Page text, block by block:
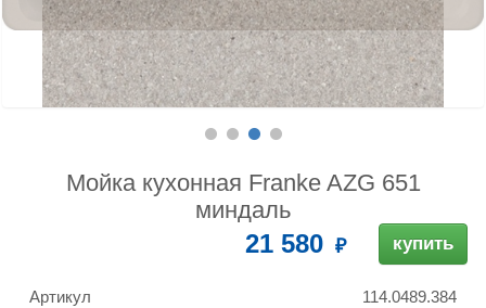
Мойка кухонная Franke AZG 651
миндаль
21 580 купить
Артикул 114.0489.384